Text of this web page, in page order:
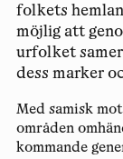
folkets
möjlig att
urfolket
dess marker
Med samisk
områden
kommande